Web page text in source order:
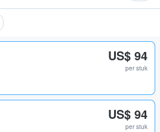
US$ 94
per stuk
US$ 94
per stuk